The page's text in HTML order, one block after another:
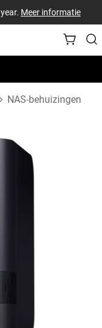
Meer informatie
NAS-behuizingen